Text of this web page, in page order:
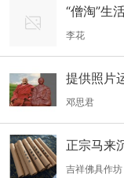
“僧淘”生
李花
提供照片
邓思君
正宗马来
吉祥佛具作坊